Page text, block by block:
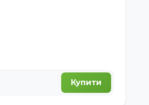
Купити